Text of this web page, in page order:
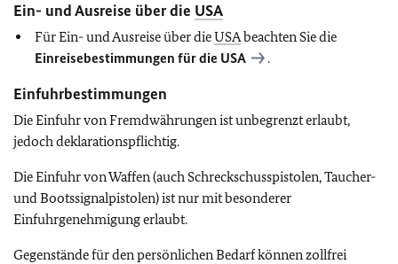
Ein- und Ausreise über die USA
Für Ein- und Ausreise über dieUSAbeachten Sie die
Einreisebestimmungen für die USA .
Einfuhrbestimmungen
Die Einfuhr von Fremdwährungen ist unbegrenzt erlaubt,
jedoch deklarationspflichtig.
Die Einfuhr von Waffen (auch Schreckschusspistolen, Taucher-
und Bootssignalpistolen) ist nur mit besonderer
Einfuhrgenehmigung erlaubt.
Gegenstände für den persönlichen Bedarf können zollfrei